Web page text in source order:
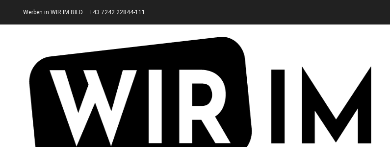
Werben in WIR IM BILD +43 7242 22844-111